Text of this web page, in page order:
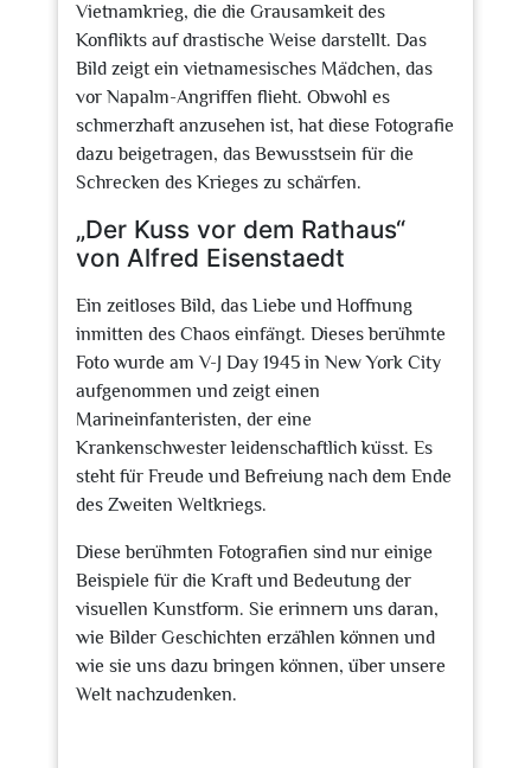
Vietnamkrieg, die die Grausamkeit des
Konflikts auf drastische Weise darstellt. Das
Bild zeigt ein vietnamesisches Mädchen, das
vor Napalm-Angriffen flieht. Obwohl es
schmerzhaft anzusehen ist, hat diese Fotografie
dazu beigetragen, das Bewusstsein für die
Schrecken des Krieges zu schärfen.
„Der Kuss vor dem Rathaus“
von Alfred Eisenstaedt
Ein zeitloses Bild, das Liebe und Hoffnung
inmitten des Chaos einfängt. Dieses berühmte
Foto wurde am V-J Day 1945 in New York City
aufgenommen und zeigt einen
Marineinfanteristen, der eine
Krankenschwester leidenschaftlich küsst. Es
steht für Freude und Befreiung nach dem Ende
des Zweiten Weltkriegs.
Diese berühmten Fotografien sind nur einige
Beispiele für die Kraft und Bedeutung der
visuellen Kunstform. Sie erinnern uns daran,
wie Bilder Geschichten erzählen können und
wie sie uns dazu bringen können, über unsere
Welt nachzudenken.